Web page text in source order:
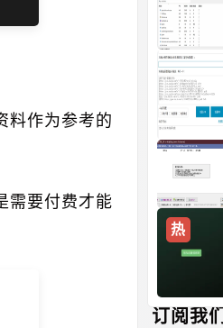
料作为参考的
需要付费才能
热
订阅我们